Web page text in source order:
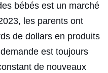
bébés est un marché
les parents ont
de dollars en produits
est toujours
de nouveaux